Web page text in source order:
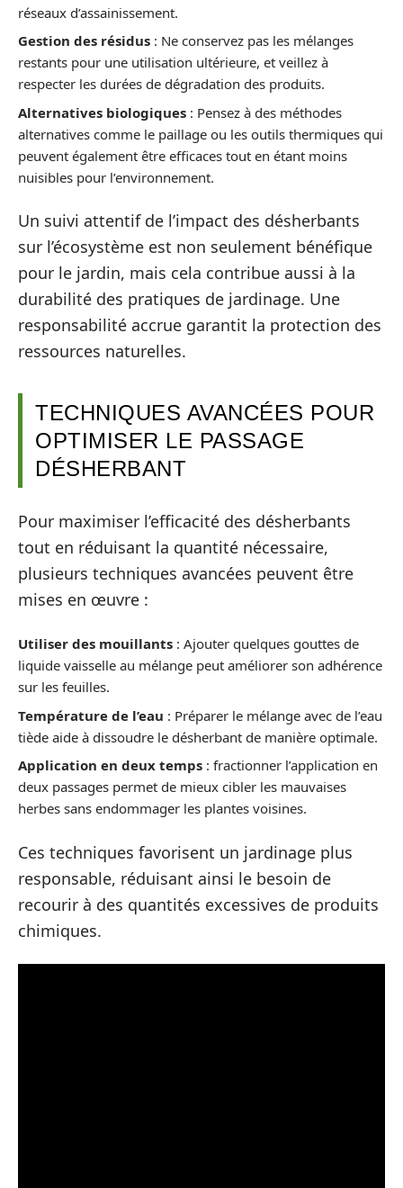
réseaux d’assainissement.
Gestion des résidus : Ne conservez pas les mélanges
restants pour une utilisation ultérieure, et veillez à
respecter les durées de dégradation des produits.
Alternatives biologiques : Pensez à des méthodes
alternatives comme le paillage ou les outils thermiques qui
peuvent également être efficaces tout en étant moins
nuisibles pour l’environnement.
Un suivi attentif de l’impact des désherbants
sur l’écosystème est non seulement bénéfique
pour le jardin, mais cela contribue aussi à la
durabilité des pratiques de jardinage. Une
responsabilité accrue garantit la protection des
ressources naturelles.
TECHNIQUES AVANCÉES POUR
OPTIMISER LE PASSAGE
DÉSHERBANT
Pour maximiser l’efficacité des désherbants
tout en réduisant la quantité nécessaire,
plusieurs techniques avancées peuvent être
mises en œuvre :
Utiliser des mouillants : Ajouter quelques gouttes de
liquide vaisselle au mélange peut améliorer son adhérence
sur les feuilles.
Température de l’eau : Préparer le mélange avec de l’eau
tiède aide à dissoudre le désherbant de manière optimale.
Application en deux temps : fractionner l’application en
deux passages permet de mieux cibler les mauvaises
herbes sans endommager les plantes voisines.
Ces techniques favorisent un jardinage plus
responsable, réduisant ainsi le besoin de
recourir à des quantités excessives de produits
chimiques.